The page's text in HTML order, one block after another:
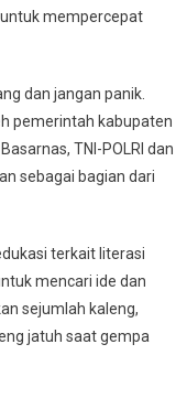
mempercepat
dan jangan panik.
pemerintah kabupaten
TNI-POLRI dan
sebagai bagian dari
terkait literasi
mencari ide dan
sejumlah kaleng,
jatuh saat gempa